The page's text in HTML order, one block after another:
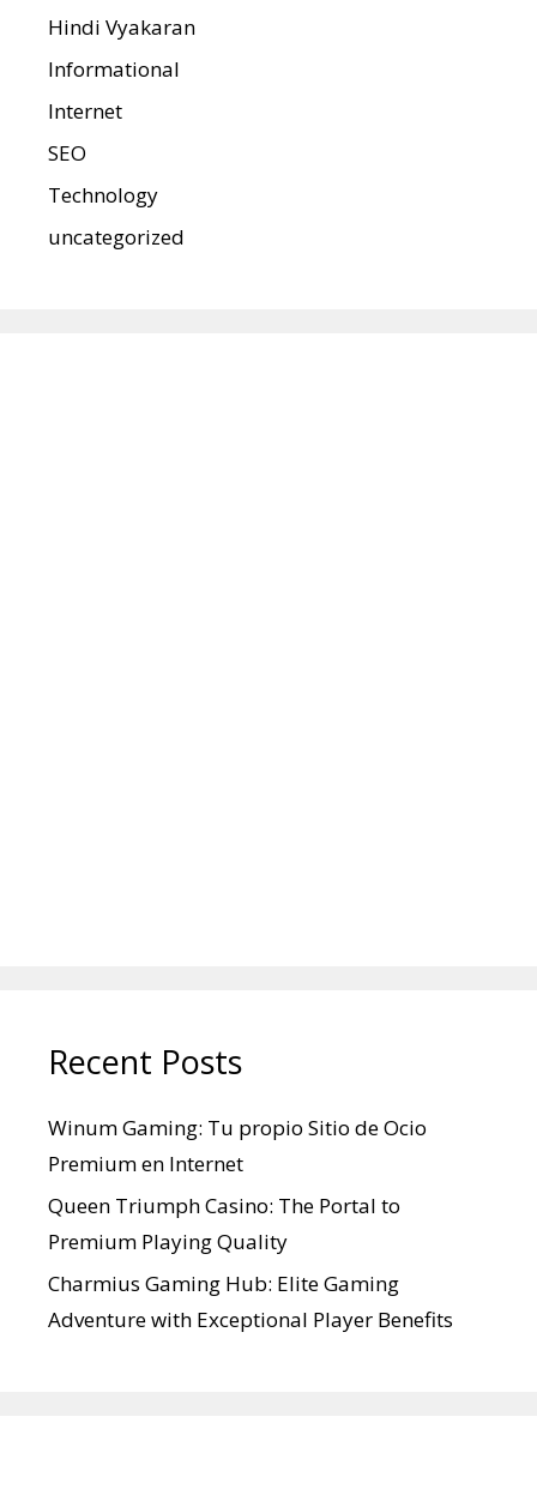
Hindi Vyakaran
Informational
Internet
SEO
Technology
uncategorized
Recent Posts
Winum Gaming: Tu propio Sitio de Ocio
Premium en Internet
Queen Triumph Casino: The Portal to
Premium Playing Quality
Charmius Gaming Hub: Elite Gaming
Adventure with Exceptional Player Benefits